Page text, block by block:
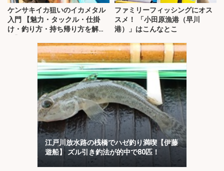
ケンサキイカ狙いのイカメタル
入門 【魅力・タックル・仕掛
け・釣り方・持ち帰り方を解
ファミリーフィッシングにオス
スメ！ 「小田原漁港（早川
港）」はこんなとこ
江戸川放水路の桟橋でハゼ釣り満喫【伊藤
遊船】 ズル引き釣法が的中で80匹！